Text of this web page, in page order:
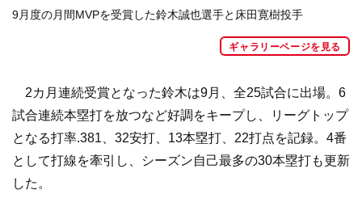
9月度の月間MVPを受賞した鈴木誠也選手と床田寛樹投手
ギャラリーページを見る
2カ月連続受賞となった鈴木は9月、全25試合に出場。6
試合連続本塁打を放つなど好調をキープし、リーグトップ
となる打率.381、32安打、13本塁打、22打点を記録。4番
として打線を牽引し、シーズン自己最多の30本塁打も更新
した。